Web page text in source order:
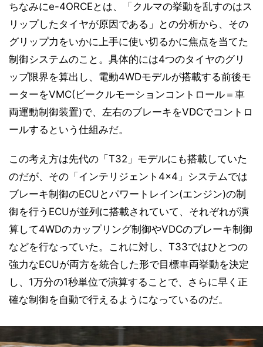
ちなみにe-4ORCEとは、「クルマの挙動を乱すのはス
リップしたタイヤが原因である」との分析から、その
グリップ力をいかに上手に使い切るかに焦点を当てた
制御システムのこと。具体的には4つのタイヤのグリ
ップ限界を算出し、電動4WDモデルが搭載する前後モ
ーターをVMC(ビークルモーションコントロール＝車
両運動制御装置)で、左右のブレーキをVDCでコントロ
ールするという仕組みだ。
この考え方は先代の「T32」モデルにも搭載していた
のだが、その「インテリジェント4×4」システムでは
ブレーキ制御のECUとパワートレイン(エンジン)の制
御を行うECUが並列に搭載されていて、それぞれが演
算して4WDのカップリング制御やVDCのブレーキ制御
などを行なっていた。これに対し、T33ではひとつの
強力なECUが両方を統合した形で目標車両挙動を決定
し、1万分の1秒単位で演算することで、さらに早く正
確な制御を自動で行えるようになっているのだ。